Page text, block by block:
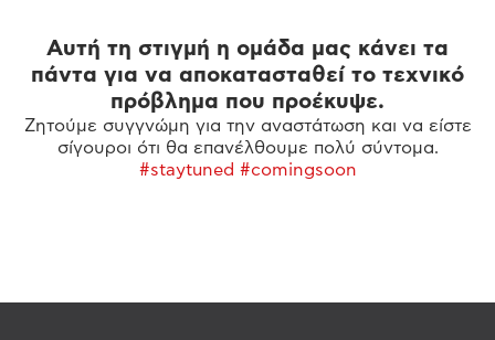
Αυτή τη στιγμή η ομάδα μας κάνει τα
πάντα για να αποκατασταθεί το τεχνικό
πρόβλημα που προέκυψε.
Ζητούμε συγγνώμη για την αναστάτωση και να είστε
σίγουροι ότι θα επανέλθουμε πολύ σύντομα.
#staytuned #comingsoon